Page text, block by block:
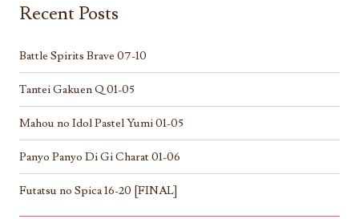
Recent Posts
Battle Spirits Brave 07-10
Tantei Gakuen Q 01-05
Mahou no Idol Pastel Yumi 01-05
Panyo Panyo Di Gi Charat 01-06
Futatsu no Spica 16-20 [FINAL]